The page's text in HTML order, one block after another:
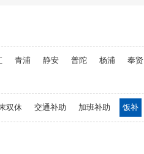
青浦 静安 普陀 杨浦 奉贤
双休 交通补助 加班补助 饭补